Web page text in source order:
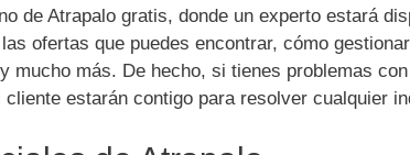
de Atrapalo gratis, donde un experto estará
ofertas que puedes encontrar, cómo
mucho más. De hecho, si tienes problemas
estarán contigo para resolver cualquier